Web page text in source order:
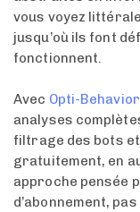
vous voyez
jusqu’où ils font
fonctionnent.
Avec Opti-Behavior
analyses
filtrage des bots
gratuitement, en
approche pensée
d’abonnement,